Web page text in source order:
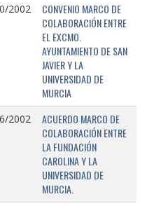
2002
CONVENIO MARCO DE
COLABORACIÓN ENTRE
EL EXCMO.
AYUNTAMIENTO DE SAN
JAVIER Y LA
UNIVERSIDAD DE
MURCIA
2002
ACUERDO MARCO DE
COLABORACIÓN ENTRE
LA FUNDACIÓN
CAROLINA Y LA
UNIVERSIDAD DE
MURCIA.